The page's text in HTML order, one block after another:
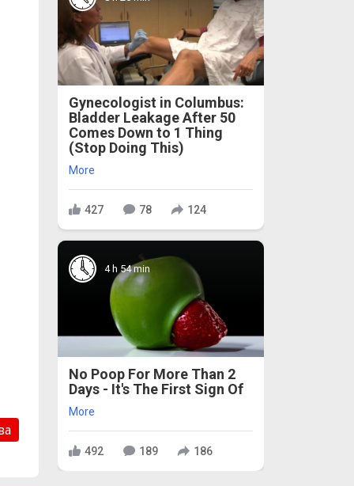
Gynecologist in Columbus:
Bladder Leakage After 50
Comes Down to 1 Thing
(Stop Doing This)
More
427 78 124
4 h 54 min
No Poop For More Than 2
Days - It's The First Sign Of
More
492 189 186